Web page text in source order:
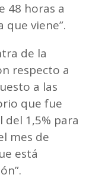
48 horas a
que viene”.
de la
respecto a
a las
que fue
1,5% para
mes de
está